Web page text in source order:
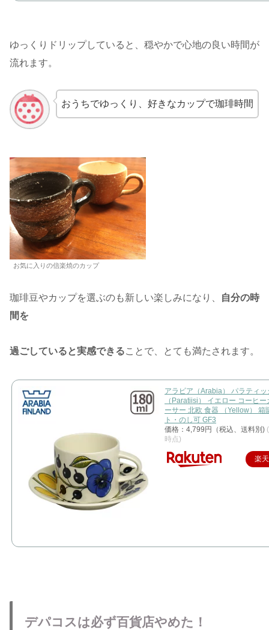
ゆっくりドリップしていると、穏やかで心地の良い時間が
流れます。
おうちでゆっくり、好きなカップで珈琲時間
お気に入りの信楽焼のカップ
珈琲豆やカップを選ぶのも新しい楽しみになり、
自分の時
間を
過ごしていると実感できることで、とても満たされます。
アラビア（Arabia） パラティッ
（Paratiisi） イエロー コーヒ
ーサー 北欧 食器 （Yellow） 箱
ト・のし可 GF3
価格：4,799円（税込、送料別)
時点)
楽
デパコスは必ず百貨店やめた！